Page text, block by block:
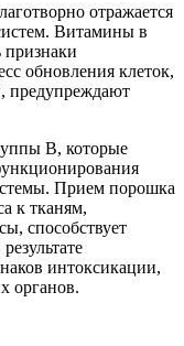
отражается
Витамины в
признаки
обновления клеток,
предупреждают
В, которые
Прием порошка
к тканям,
способствует
интоксикации,
органов.